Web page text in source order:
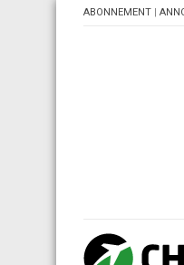
ABONNEMENT |